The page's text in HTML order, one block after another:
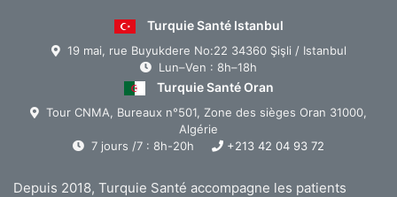
Turquie Santé Istanbul
19 mai, rue Buyukdere No:22 34360 Şişli / Istanbul
Lun–Ven : 8h–18h
Turquie Santé Oran
Tour CNMA, Bureaux n°501, Zone des sièges Oran 31000,
Algérie
7 jours /7 : 8h-20h
+213 42 04 93 72
Depuis 2018, Turquie Santé accompagne les patients